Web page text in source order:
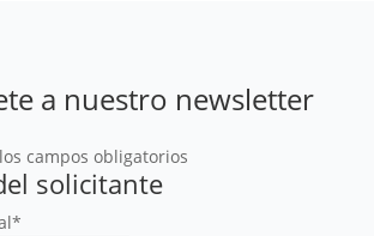
a nuestro newsletter
campos obligatorios
solicitante
*